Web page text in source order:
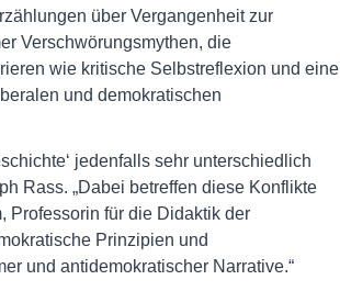
über Vergangenheit zur
Verschwörungsmythen, die
wie kritische Selbstreflexion und eine
und demokratischen
jedenfalls sehr unterschiedlich
Rass. „Dabei betreffen diese Konflikte
Professorin für die Didaktik der
Prinzipien und
und antidemokratischer Narrative.“